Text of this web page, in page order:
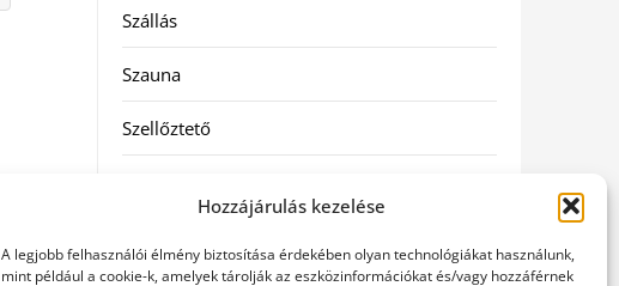
Hozzájárulás kezelése
A legjobb felhasználói élmény biztosítása érdekében olyan technológiákat használunk,
mint például a cookie-k, amelyek tárolják az eszközinformációkat és/vagy hozzáférnek
Szállás
Szauna
Szellőztető